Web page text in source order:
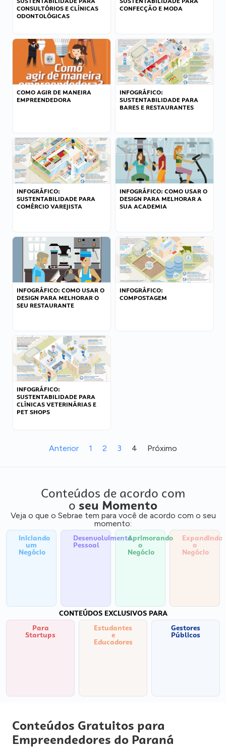
CONSULTÓRIOS E CLÍNICAS
ODONTOLÓGICAS
CONFECÇÃO E MODA
COMO AGIR DE MANEIRA
EMPREENDEDORA
INFOGRÁFICO:
SUSTENTABILIDADE PARA
BARES E RESTAURANTES
INFOGRÁFICO:
SUSTENTABILIDADE PARA
COMÉRCIO VAREJISTA
INFOGRÁFICO: COMO USAR O
DESIGN PARA MELHORAR A
SUA ACADEMIA
INFOGRÁFICO: COMO USAR O
DESIGN PARA MELHORAR O
SEU RESTAURANTE
INFOGRÁFICO:
COMPOSTAGEM
INFOGRÁFICO:
SUSTENTABILIDADE PARA
CLÍNICAS VETERINÁRIAS E
PET SHOPS
Anterior 1 2 3 4 Próximo
Conteúdos de acordo com
o seu Momento
Veja o que o Sebrae tem para você de acordo com o seu
momento:
Iniciando
um
Negócio
Desenvolvimento
Pessoal
Aprimorando
o
Negócio
Expandindo
o
Negócio
CONTEÚDOS EXCLUSIVOS PARA
Para
Startups
Estudantes
e
Educadores
Gestores
Públicos
Conteúdos Gratuitos para
Empreendedores do Paraná